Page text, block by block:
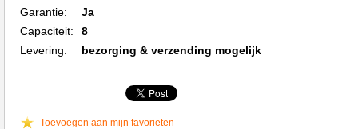
Garantie:
Ja
Capaciteit:
8
Levering:
bezorging & verzending mogelijk
Toevoegen aan mijn favorieten